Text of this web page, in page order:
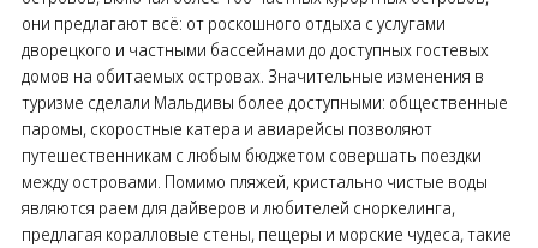
они предлагают всё: от роскошного отдыха с услугами
дворецкого и частными бассейнами до доступных гостевых
домов на обитаемых островах. Значительные изменения в
туризме сделали Мальдивы более доступными: общественные
паромы, скоростные катера и авиарейсы позволяют
путешественникам с любым бюджетом совершать поездки
между островами. Помимо пляжей, кристально чистые воды
являются раем для дайверов и любителей сноркелинга,
предлагая коралловые стены, пещеры и морские чудеса, такие